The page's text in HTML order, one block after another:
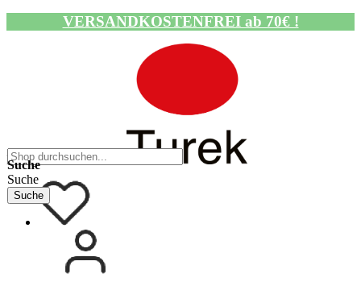
VERSANDKOSTENFREI ab 70€ !
Navigation umschalten
Suche
Suche
Suche